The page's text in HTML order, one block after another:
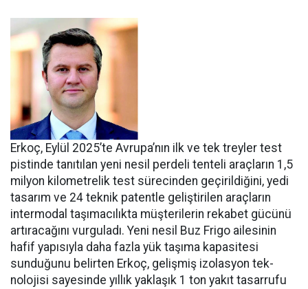
Erkoç, Eylül 2025’te Avru­pa’nın ilk ve tek treyler test
pistin­de tanıtılan yeni nesil perdeli ten­teli araçların 1,5
milyon kilomet­relik test sürecinden geçirildiğini, yedi
tasarım ve 24 teknik patentle geliştirilen araçların
intermodal taşımacılıkta müşterilerin reka­bet gücünü
artıracağını vurgula­dı. Yeni nesil Buz Frigo ailesinin
hafif yapısıyla daha fazla yük ta­şıma kapasitesi
sunduğunu belir­ten Erkoç, gelişmiş izolasyon tek­
nolojisi sayesinde yıllık yaklaşık 1 ton yakıt tasarrufu